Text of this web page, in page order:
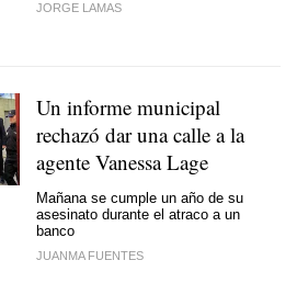
JORGE LAMAS
Un informe municipal
rechazó dar una calle a la
agente Vanessa Lage
Mañana se cumple un año de su
asesinato durante el atraco a un
banco
JUANMA FUENTES